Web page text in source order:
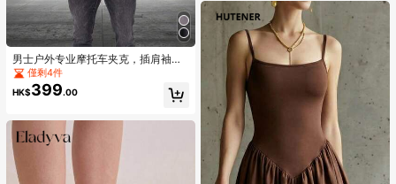
男士户外专业摩托车夹克，插肩袖，
PU 皮革，赛车风格，立领，拉链口
袋，秋冬运动夹克
僅剩4件
HK$399.00
衣，粉色